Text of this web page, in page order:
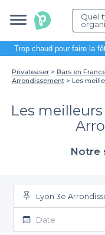
Quel
Trop chaud pour faire la
Privateaser Bars en
Arrondissement
Les
Les
Notre
Lyon 3e
Date